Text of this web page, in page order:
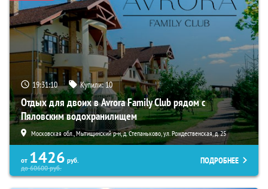
19:31:09 Купили:10
Отдых для двоих в Avrora Family Club рядом с
Пяловским водохранилищем
Московская обл., Мытищинский р-н, д. Степаньково, ул. Рождественская, д. 25
от 1426 руб.
до60600руб.
ПОДРОБНЕЕ